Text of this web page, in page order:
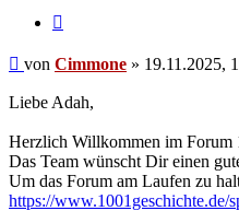
Beitrag
von Cimmone » 19.11.2025,
Liebe Adah,
Herzlich Willkommen im Forum
Das Team wünscht Dir einen
Um das Forum am Laufen zu
https://www.1001geschichte.de/